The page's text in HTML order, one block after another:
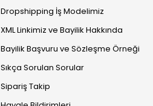
Dropshipping İş Modelimiz
XML Linkimiz ve Bayilik Hakkında
Bayilik Başvuru ve Sözleşme Örneği
Sıkça Sorulan Sorular
Sipariş Takip